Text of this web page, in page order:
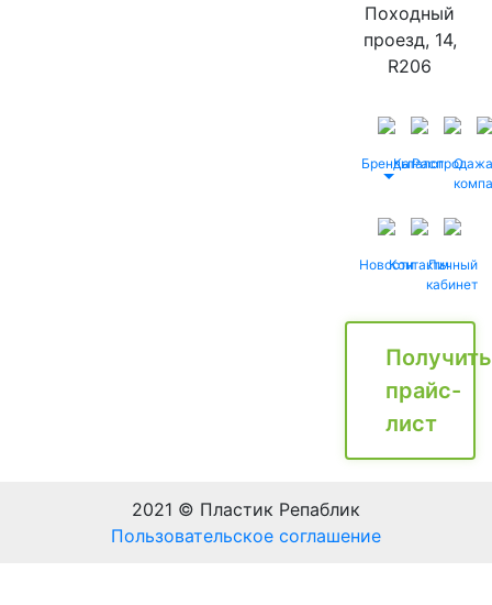
Походный
проезд, 14,
R206
БрендыКаталог
Распродажа
О
НовостиКонтактыЛичный
кабинет
Получить
прайс-
лист
2021 © Пластик Репаблик
Пользовательское соглашение